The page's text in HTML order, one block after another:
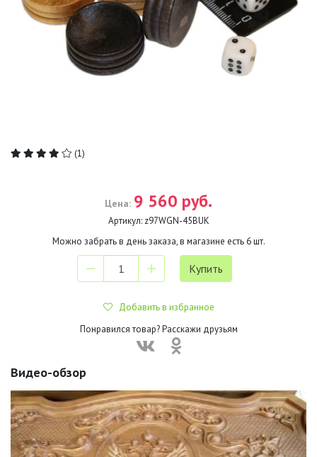
(1)
Цена: 9 560 руб.
Артикул: z97WGN-45BUK
Можно забрать в день заказа, в магазине есть 6шт.
Добавить в избранное
Понравился товар? Расскажи друзьям
Видео-обзор